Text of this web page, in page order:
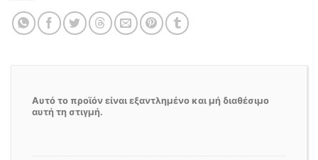
Αυτό το προϊόν είναι εξαντλημένο και μή διαθέσιμο
αυτή τη στιγμή.